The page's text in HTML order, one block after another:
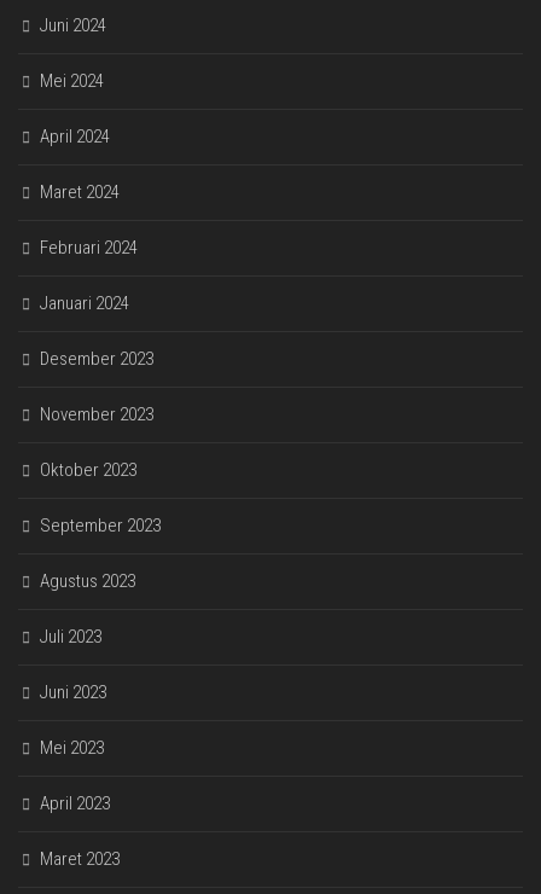
Juni 2024
Mei 2024
April 2024
Maret 2024
Februari 2024
Januari 2024
Desember 2023
November 2023
Oktober 2023
September 2023
Agustus 2023
Juli 2023
Juni 2023
Mei 2023
April 2023
Maret 2023